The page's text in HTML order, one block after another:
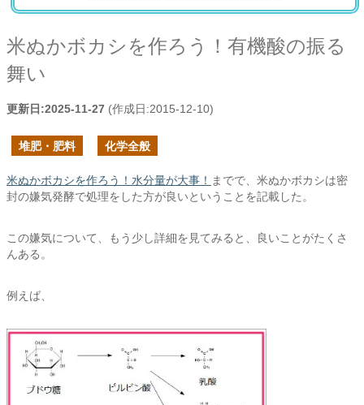
米ぬかボカシを作ろう！有機酸の振る
舞い
更新日:2025-11-27 (作成日:2015-12-10)
堆肥・肥料 化学全般
米ぬかボカシを作ろう！水分量が大事！ までで、米ぬかボカシは密
封の嫌気発酵で処理をした方が良いということを記載した。
この嫌気について、もう少し詳細を見てみると、良いことがたくさ
んある。
例えば、